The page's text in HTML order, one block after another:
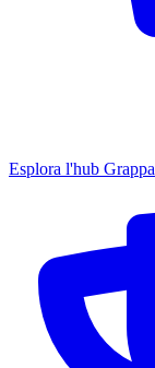
Esplora l'hub Grappa